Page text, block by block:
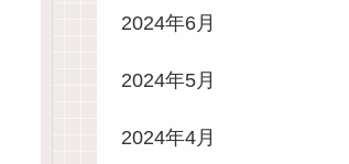
2024年6月
2024年5月
2024年4月